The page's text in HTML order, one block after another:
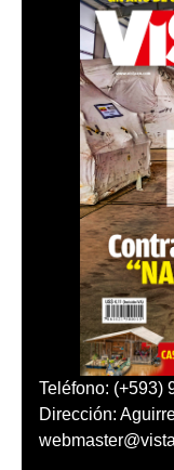
Teléfono: (+593)
Dirección: